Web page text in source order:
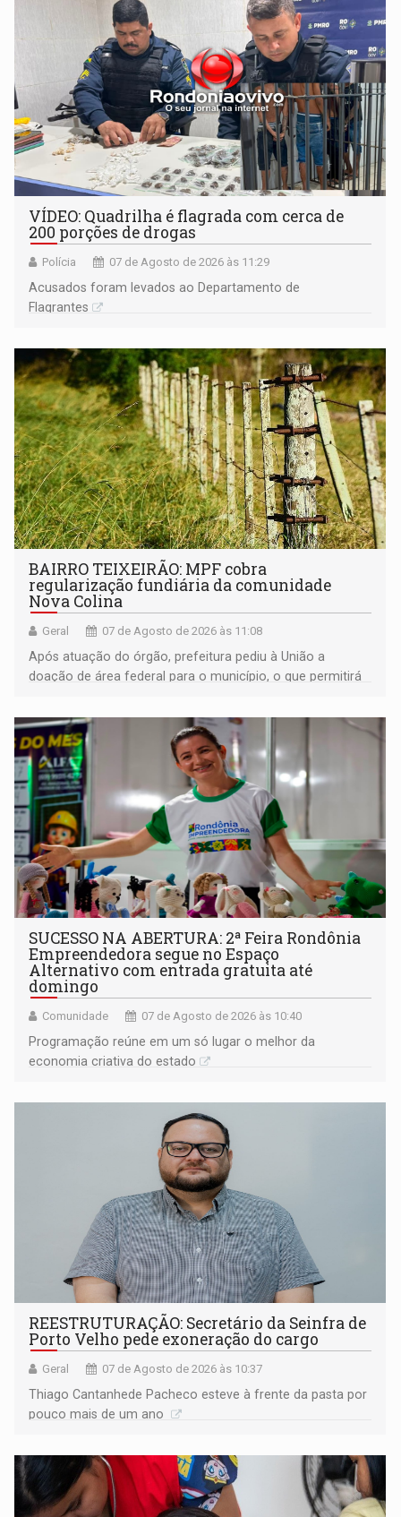
VÍDEO: Quadrilha é flagrada com cerca de
200 porções de drogas
Polícia 07 de Agosto de 2026 às 11:29
Acusados foram levados ao Departamento de
Flagrantes
BAIRRO TEIXEIRÃO: MPF cobra
regularização fundiária da comunidade
Nova Colina
Geral 07 de Agosto de 2026 às 11:08
Após atuação do órgão, prefeitura pediu à União a
doação de área federal para o município, o que permitirá
SUCESSO NA ABERTURA: 2ª Feira Rondônia
Empreendedora segue no Espaço
Alternativo com entrada gratuita até
domingo
Comunidade 07 de Agosto de 2026 às 10:40
Programação reúne em um só lugar o melhor da
economia criativa do estado
REESTRUTURAÇÃO: Secretário da Seinfra de
Porto Velho pede exoneração do cargo
Geral 07 de Agosto de 2026 às 10:37
Thiago Cantanhede Pacheco esteve à frente da pasta por
pouco mais de um ano